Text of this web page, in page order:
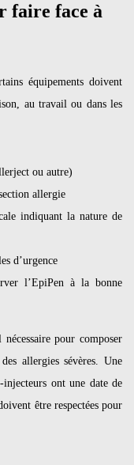
faire face à
équipements doivent
au travail ou dans les
ou autre)
allergie
indiquant la nature de
d’urgence
l’EpiPen à la bonne
pour composer
allergies sévères. Une
ont une date de
être respectées pour